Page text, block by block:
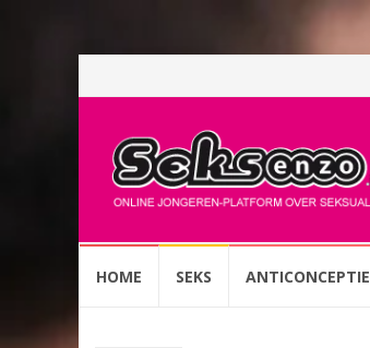
naarHOME SEKS ANTICONCEPTIE